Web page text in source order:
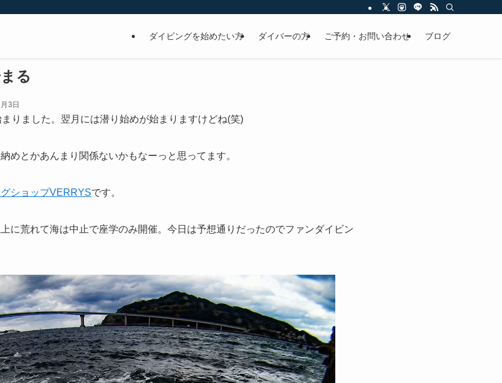
ダイビングを始めたい方 ダイバーの方 ご予約・お問い合わせ ブログ
る
3日
りました。翌月には潜り始めが始まりますけどね(笑)
めとかあんまり関係ないかもなーっと思ってます。
ショップVERRYSです。
に荒れて海は中止で座学のみ開催。今日は予想通りだったのでファンダイビン